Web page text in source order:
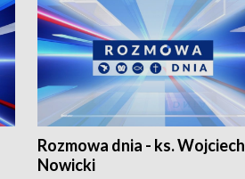
Rozmowa dnia - ks. Wojciech
Nowicki